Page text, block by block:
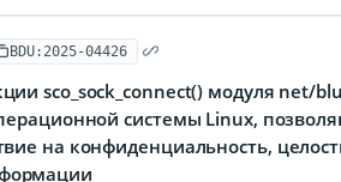
BDU:2025-04426
sco_sock_connect() модуля net/
системы Linux,
на конфиденциальность,